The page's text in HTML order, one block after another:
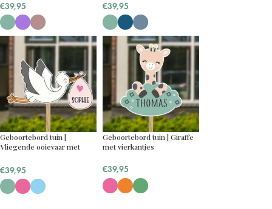
€39,95 €39,95
Geboortebord tuin |
Vliegende ooievaar met
€39,95
Geboortebord tuin | Giraffe
met vierkantjes
€39,95